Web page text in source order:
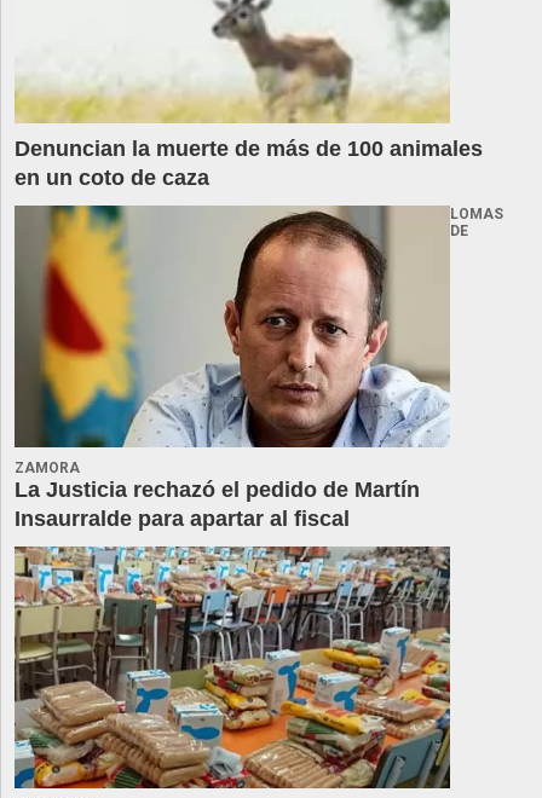
Denuncian la muerte de más de 100 animales
en un coto de caza
LOMAS
DE
ZAMORA
La Justicia rechazó el pedido de Martín
Insaurralde para apartar al fiscal